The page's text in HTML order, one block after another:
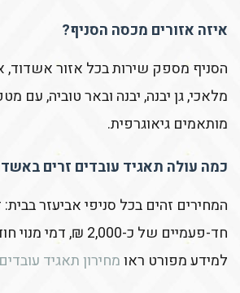
איזה אזורים מכסה הסניף?
הסניף מספק שירות בכל אזור אשדוד,
מלאכי, גן יבנה, יבנה ובאר טוביה, עם
מותאמים גיאוגרפית.
כמה עולה תאגיד עובדים זרים
המחירים זהים בכל סניפי אביעזר
למידע מפורט ראומחירון תאגיד